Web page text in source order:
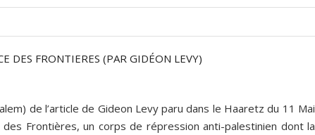
DES FRONTIERES (PAR GIDÉON LEVY)
de l’article de Gideon Levy paru dans le Haaretz du 11 Mai
Frontières, un corps de répression anti-palestinien dont la